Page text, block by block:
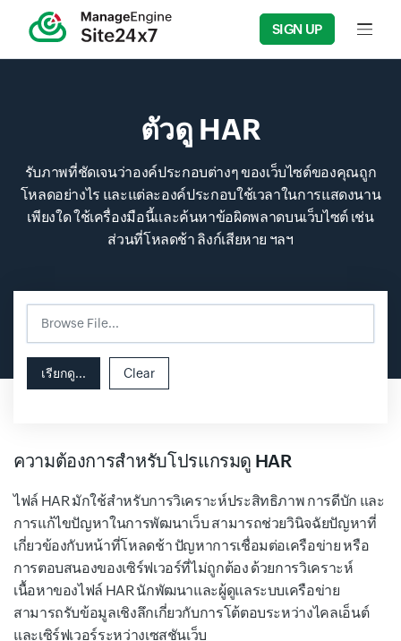
SIGN UP Input
ตัวดู HAR
รับภาพที่ชัดเจนว่าองค์ประกอบต่างๆ ของเว็บไซต์ของคุณถูก
โหลดอย่างไร และแต่ละองค์ประกอบใช้เวลาในการแสดงนาน
เพียงใด ใช้เครื่องมือนี้และค้นหาข้อผิดพลาดบนเว็บไซต์ เช่น
ส่วนที่โหลดช้า ลิงก์เสียหาย ฯลฯ
Browse File...
Input field
Input field
เรียกดู... Clear
ความต้องการสำหรับโปรแกรมดู HAR
ไฟล์ HAR มักใช้สำหรับการวิเคราะห์ประสิทธิภาพ การดีบัก และ
การแก้ไขปัญหาในการพัฒนาเว็บ สามารถช่วยวินิจฉัยปัญหาที่
เกี่ยวข้องกับหน้าที่โหลดช้า ปัญหาการเชื่อมต่อเครือข่าย หรือ
การตอบสนองของเซิร์ฟเวอร์ที่ไม่ถูกต้อง ด้วยการวิเคราะห์
เนื้อหาของไฟล์ HAR นักพัฒนาและผู้ดูแลระบบเครือข่าย
สามารถรับข้อมูลเชิงลึกเกี่ยวกับการโต้ตอบระหว่างไคลเอ็นต์
และเซิร์ฟเวอร์ระหว่างเซสชันเว็บ